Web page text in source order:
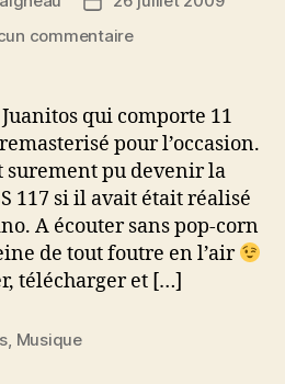
de
commentairesur
:
Juanitos
–
Best
Of
qui comporte 11
pour l’occasion.
pu devenir la
117 si il avait était réalisé
A écouter sans pop-corn
de tout foutre en l’air
télécharger et […]
, Musique